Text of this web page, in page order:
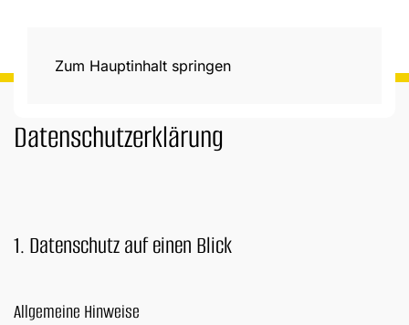
Zum Hauptinhalt springen
Datenschutzerklärung
1. Datenschutz auf einen Blick
Allgemeine Hinweise